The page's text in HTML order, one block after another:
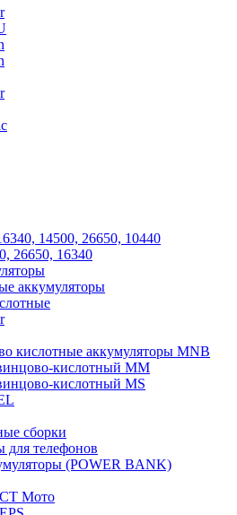
14500, 26650, 10440
26650, 16340
аккумуляторы
кислотные аккумуляторы MNB
кислотный MM
кислотный MS
сборки
для телефонов
(POWER BANK)
Мото